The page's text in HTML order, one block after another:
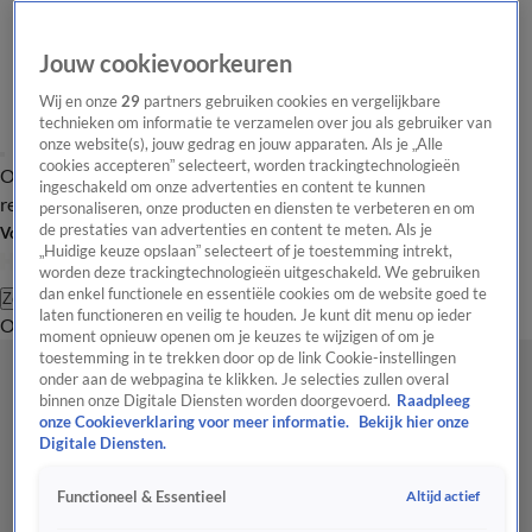
Overzicht Laatste nieuws Regionieuws Het beste van Hart
Tip de
redactie
Volg Hart van Nederland
Zoeken
OverzichtRegioUitzendingenWeerTip de redactiePanelVideo's
Jouw cookievoorkeuren
Wij en onze29 partners gebruiken cookies en vergelijkbare
technieken om informatie te verzamelen over jou als gebruiker van
onze website(s), jouw gedrag en jouw apparaten. Als je „Alle
cookies accepteren” selecteert, worden trackingtechnologieën
ingeschakeld om onze advertenties en content te kunnen
personaliseren, onze producten en diensten te verbeteren en om
de prestaties van advertenties en content te meten. Als je
„Huidige keuze opslaan” selecteert of je toestemming intrekt,
worden deze trackingtechnologieën uitgeschakeld. We gebruiken
dan enkel functionele en essentiële cookies om de website goed te
laten functioneren en veilig te houden. Je kunt dit menu op ieder
moment opnieuw openen om je keuzes te wijzigen of om je
toestemming in te trekken door op de link Cookie-instellingen
onder aan de webpagina te klikken. Je selecties zullen overal
binnen onze Digitale Diensten worden doorgevoerd. Raadpleeg
onze Cookieverklaring voor meer informatie.
Bekijk hier onze
Digitale Diensten.
Functioneel & Essentieel Altijd actief